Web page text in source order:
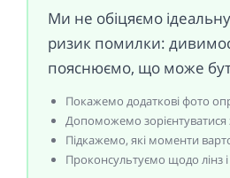
Ми не обіцяємо
ризик помилки:
пояснюємо, що може
Покажемо додаткові фото
Допоможемо зорієнтуватися
Підкажемо, які моменти
Проконсультуємо щодо лінз і